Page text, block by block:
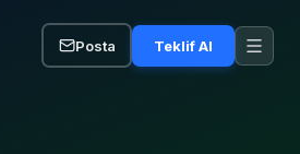
Posta Teklif Al